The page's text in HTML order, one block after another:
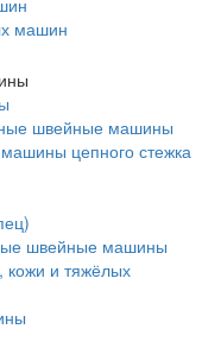
машин
швейные машины
цепного стежка
швейные машины
и тяжёлых